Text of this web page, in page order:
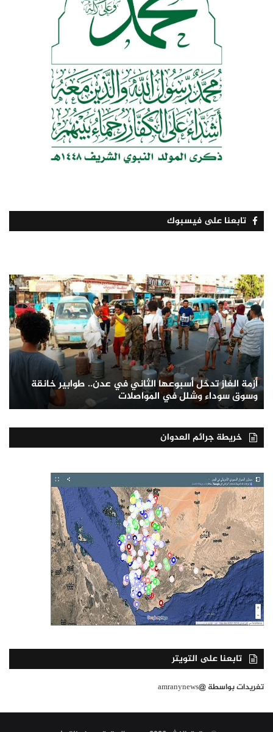
تابعنا على فيسبوك
أزمة الغاز تدخل أسبوعها الثاني في عدن.. طوابير خانقة
وسوق سوداء وشلل في المواصلات
خريطة جرائم العدوان
تابعنا على التويتر
تغريدات بواسطة @amranynews